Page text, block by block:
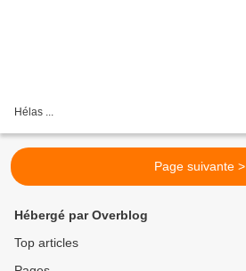
Hélas ...
Page suivante >
Hébergé par Overblog
Top articles